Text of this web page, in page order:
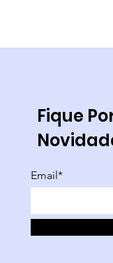
Fique
Email*